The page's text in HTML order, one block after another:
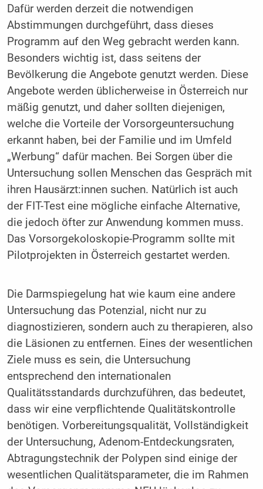
Dafür werden derzeit die notwendigen
Abstimmungen durchgeführt, dass dieses
Programm auf den Weg gebracht werden kann.
Besonders wichtig ist, dass seitens der
Bevölkerung die Angebote genutzt werden. Diese
Angebote werden üblicherweise in Österreich nur
mäßig genutzt, und daher sollten diejenigen,
welche die Vorteile der Vorsorgeuntersuchung
erkannt haben, bei der Familie und im Umfeld
„Werbung“ dafür machen. Bei Sorgen über die
Untersuchung sollen Menschen das Gespräch mit
ihren Hausärzt:innen suchen. Natürlich ist auch
der FIT-Test eine mögliche einfache Alternative,
die jedoch öfter zur Anwendung kommen muss.
Das Vorsorgekoloskopie-Programm sollte mit
Pilotprojekten in Österreich gestartet werden.
Die Darmspiegelung hat wie kaum eine andere
Untersuchung das Potenzial, nicht nur zu
diagnostizieren, sondern auch zu therapieren, also
die Läsionen zu entfernen. Eines der wesentlichen
Ziele muss es sein, die Untersuchung
entsprechend den internationalen
Qualitätsstandards durchzuführen, das bedeutet,
dass wir eine verpflichtende Qualitätskontrolle
benötigen. Vorbereitungsqualität, Vollständigkeit
der Untersuchung, Adenom-Entdeckungsraten,
Abtragungstechnik der Polypen sind einige der
wesentlichen Qualitätsparameter, die im Rahmen